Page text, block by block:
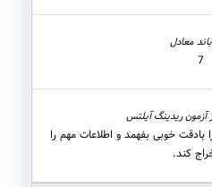
7
بادقت خوبی بفهمد و اطلاعات مهم را
کند.